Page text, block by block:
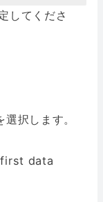
してくださ
択します。
first data